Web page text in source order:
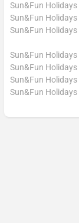
Sun&Fun Holidays
Sun&Fun Holidays
Sun&Fun Holidays
Sun&Fun Holidays
Sun&Fun Holidays
Sun&Fun Holidays
Sun&Fun Holidays